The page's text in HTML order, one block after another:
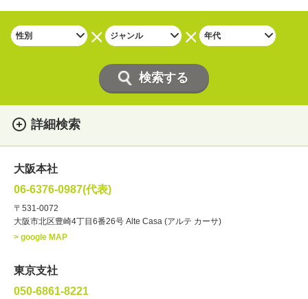
詳細検索
・性別
・ジャンル
ナレーター レポーター
大阪本社
06-6376-0987(代表)
〒531-0072
大阪市北区豊崎4丁目6番26号 Alte Casa (アルテ カーサ)
> google MAP
東京支社
050-6861-8221